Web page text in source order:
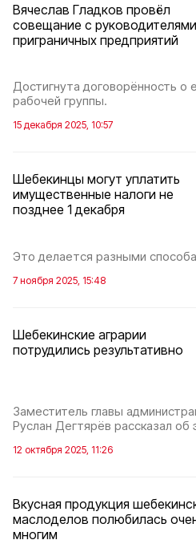
Вячеслав Гладков провёл
совещание с руководителями
приграничных предприятий
Достигнута договорённость о
рабочей группы.
15 декабря 2025, 10:57
Шебекинцы могут уплатить
имущественные налоги не
позднее 1 декабря
Это делается разными
7 ноября 2025, 15:48
Шебекинские аграрии
потрудились результативно
Заместитель главы
Руслан Дегтярёв рассказал
12 октября 2025, 11:26
Вкусная продукция
маслоделов полюбилась
многим